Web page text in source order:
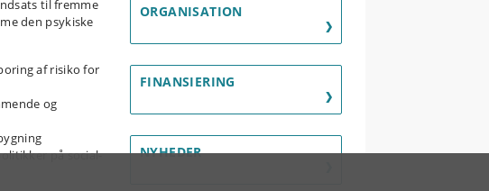
til fremme
den psykiske
af risiko for
og
på social-
ORGANISATION
FINANSIERING
NYHEDER